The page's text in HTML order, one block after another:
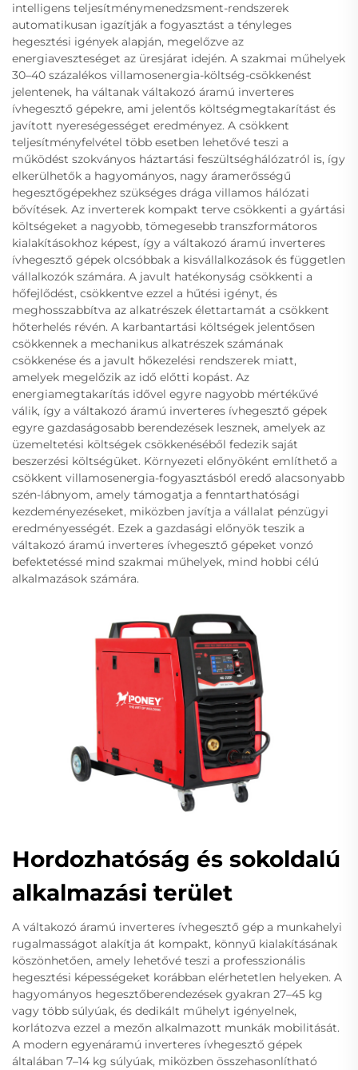
intelligens teljesítménymenedzsment-rendszerek
automatikusan igazítják a fogyasztást a tényleges
hegesztési igények alapján, megelőzve az
energiaveszteséget az üresjárat idején. A szakmai műhelyek
30–40 százalékos villamosenergia-költség-csökkenést
jelentenek, ha váltanak váltakozó áramú inverteres
ívhegesztő gépekre, ami jelentős költségmegtakarítást és
javított nyereségességet eredményez. A csökkent
teljesítményfelvétel több esetben lehetővé teszi a
működést szokványos háztartási feszültséghálózatról is, így
elkerülhetők a hagyományos, nagy áramerősségű
hegesztőgépekhez szükséges drága villamos hálózati
bővítések. Az inverterek kompakt terve csökkenti a gyártási
költségeket a nagyobb, tömegesebb transzformátoros
kialakításokhoz képest, így a váltakozó áramú inverteres
ívhegesztő gépek olcsóbbak a kisvállalkozások és független
vállalkozók számára. A javult hatékonyság csökkenti a
hőfejlődést, csökkentve ezzel a hűtési igényt, és
meghosszabbítva az alkatrészek élettartamát a csökkent
hőterhelés révén. A karbantartási költségek jelentősen
csökkennek a mechanikus alkatrészek számának
csökkenése és a javult hőkezelési rendszerek miatt,
amelyek megelőzik az idő előtti kopást. Az
energiamegtakarítás idővel egyre nagyobb mértékűvé
válik, így a váltakozó áramú inverteres ívhegesztő gépek
egyre gazdaságosabb berendezések lesznek, amelyek az
üzemeltetési költségek csökkenéséből fedezik saját
beszerzési költségüket. Környezeti előnyöként említhető a
csökkent villamosenergia-fogyasztásból eredő alacsonyabb
szén-lábnyom, amely támogatja a fenntarthatósági
kezdeményezéseket, miközben javítja a vállalat pénzügyi
eredményességét. Ezek a gazdasági előnyök teszik a
váltakozó áramú inverteres ívhegesztő gépeket vonzó
befektetéssé mind szakmai műhelyek, mind hobbi célú
alkalmazások számára.
Hordozhatóság és sokoldalú
alkalmazási terület
A váltakozó áramú inverteres ívhegesztő gép a munkahelyi
rugalmasságot alakítja át kompakt, könnyű kialakításának
köszönhetően, amely lehetővé teszi a professzionális
hegesztési képességeket korábban elérhetetlen helyeken. A
hagyományos hegesztőberendezések gyakran 27–45 kg
vagy több súlyúak, és dedikált műhelyt igényelnek,
korlátozva ezzel a mezőn alkalmazott munkák mobilitását.
A modern egyenáramú inverteres ívhegesztő gépek
általában 7–14 kg súlyúak, miközben összehasonlítható